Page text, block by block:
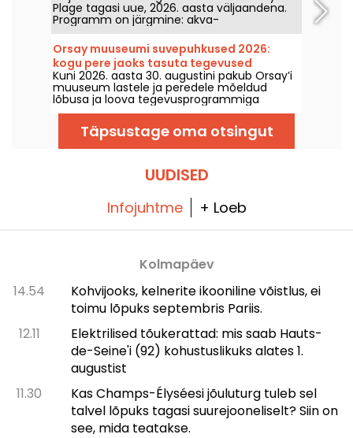
Plage tagasi uue, 2026. aasta väljaandena.
Programm on järgmine: akva-
lõbustusplatvorm, vabaõhukino ja palju
tasuta tegevusi.
Orsay muuseumi suvepuhkused 2026:
kogu pere jaoks tasuta tegevused
Kuni 2026. aasta 30. augustini pakub Orsay’i
muuseum lastele ja peredele mõeldud
lõbusa ja loova tegevusprogrammiga
„Orsays Puhkus“. See on paigutatud
muuseumi suurde saali ja on tasuta
kättesaadav, kui esitate muuseumi piletit.
Täpsustage oma otsingut
UUDISED
Infojuhtme + Loeb
Kolmapäev
14.54
Kohvijooks, kelnerite ikooniline võistlus, ei
toimu lõpuks septembris Pariis.
12.11
Elektrilised tõukerattad: mis saab Hauts-
de-Seine'i (92) kohustuslikuks alates 1.
augustist
11.30
Kas Champs-Élysée­si jõuluturg tuleb sel
talvel lõpuks tagasi suurejooneliselt? Siin on
see, mida teatakse.